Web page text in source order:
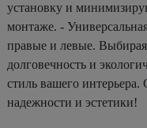
установку и
монтаже. -
правые и левые.
долговечность и
стиль вашего
надежности и эстетики!